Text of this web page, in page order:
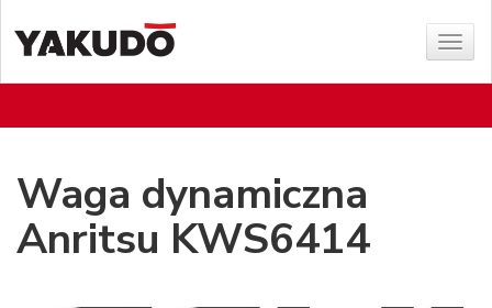
menu
Waga dynamiczna
Anritsu KWS6414